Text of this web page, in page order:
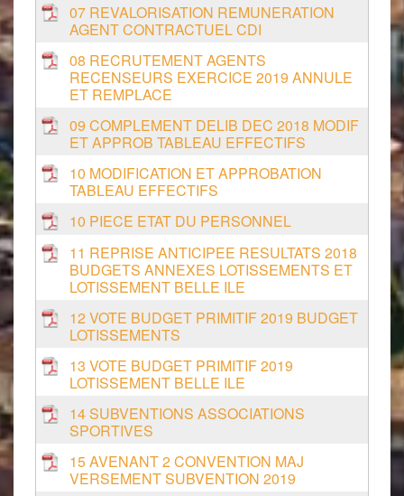
07 REVALORISATION REMUNERATION
AGENT CONTRACTUEL CDI
08 RECRUTEMENT AGENTS
RECENSEURS EXERCICE 2019 ANNULE
ET REMPLACE
09 COMPLEMENT DELIB DEC 2018 MODIF
ET APPROB TABLEAU EFFECTIFS
10 MODIFICATION ET APPROBATION
TABLEAU EFFECTIFS
10 PIECE ETAT DU PERSONNEL
11 REPRISE ANTICIPEE RESULTATS 2018
BUDGETS ANNEXES LOTISSEMENTS ET
LOTISSEMENT BELLE ILE
12 VOTE BUDGET PRIMITIF 2019 BUDGET
LOTISSEMENTS
13 VOTE BUDGET PRIMITIF 2019
LOTISSEMENT BELLE ILE
14 SUBVENTIONS ASSOCIATIONS
SPORTIVES
15 AVENANT 2 CONVENTION MAJ
VERSEMENT SUBVENTION 2019